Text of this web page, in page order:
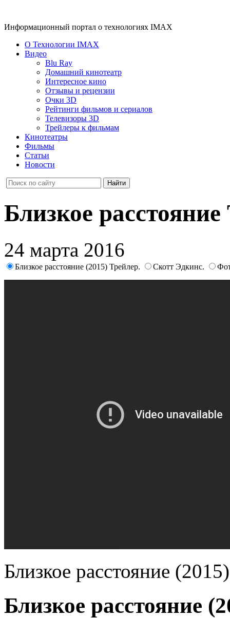
Информационный портал о технологиях IMAX
О Технологии IMAX
Видео
Blu Ray
Домашний кинотеатр
Интересное кино
Отзывы и рецензии
Очки 3D
Рейтинги фильмов и сериалов
Телевизоры 3D
Трейлеры к фильмам
Кинотеатры
Фильмы
Статьи
Новости
Близкое
24 марта 2016
Близкое расстояние (2015) Трейлер. Скотт Эдкинс.
Близкое расстояние
Близкое расстояние